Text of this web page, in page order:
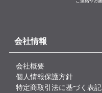
会社情報
会社概要
個人情報保護方針
特定商取引法に基づく表記